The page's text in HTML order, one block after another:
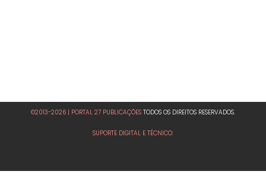
©2013-2026 | PORTAL 27 PUBLICAÇÕES TODOS OS DIREITOS RESERVADOS.
SUPORTE DIGITAL E TÉCNICO: